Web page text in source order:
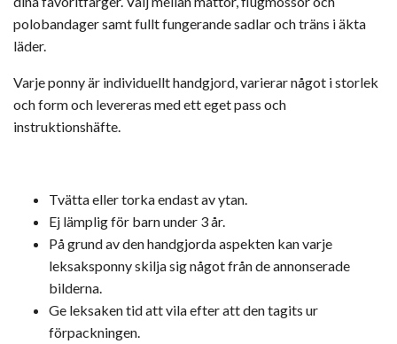
polobandager samt fullt fungerande sadlar och träns i äkta
läder.
Varje ponny är individuellt handgjord, varierar något i storlek
och form och levereras med ett eget pass och
instruktionshäfte.
Tvätta eller torka endast av ytan.
Ej lämplig för barn under 3 år.
På grund av den handgjorda aspekten kan varje
leksaksponny skilja sig något från de annonserade
bilderna.
Ge leksaken tid att vila efter att den tagits ur
förpackningen.